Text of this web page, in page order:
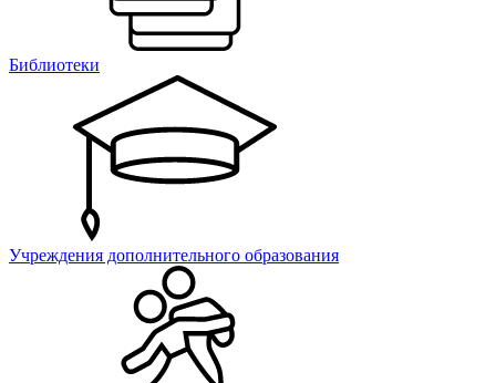
Библиотеки
Учреждения дополнительного образования